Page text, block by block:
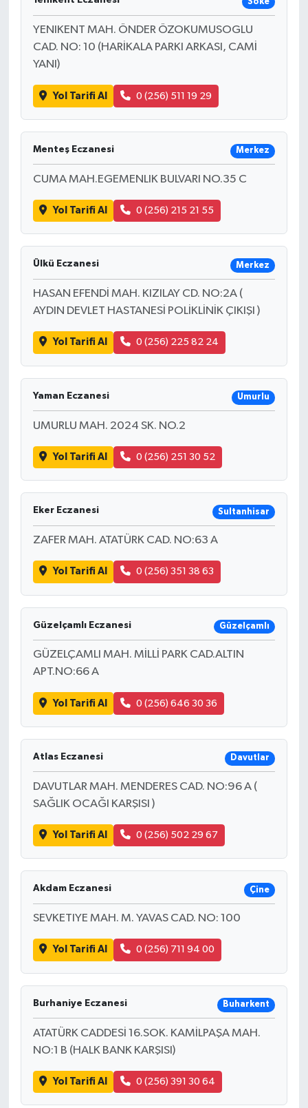
YENIKENT MAH. ÖNDER ÖZOKUMUSOGLU
CAD. NO: 10 (HARİKALA PARKI ARKASI, CAMİ
YANI)
Yol Tarifi Al 0 (256) 511 19 29
Menteş Eczanesi Merkez
CUMA MAH.EGEMENLIK BULVARI NO.35 C
Yol Tarifi Al 0 (256) 215 21 55
Ülkü Eczanesi Merkez
HASAN EFENDİ MAH. KIZILAY CD. NO:2A (
AYDIN DEVLET HASTANESİ POLİKLİNİK ÇIKIŞI )
Yol Tarifi Al 0 (256) 225 82 24
Yaman Eczanesi Umurlu
UMURLU MAH. 2024 SK. NO.2
Yol Tarifi Al 0 (256) 251 30 52
Eker Eczanesi Sultanhisar
ZAFER MAH. ATATÜRK CAD. NO:63 A
Yol Tarifi Al 0 (256) 351 38 63
Güzelçamlı Eczanesi Güzelçamlı
GÜZELÇAMLI MAH. MİLLİ PARK CAD.ALTIN
APT.NO:66 A
Yol Tarifi Al 0 (256) 646 30 36
Atlas Eczanesi Davutlar
DAVUTLAR MAH. MENDERES CAD. NO:96 A (
SAĞLIK OCAĞI KARŞISI )
Yol Tarifi Al 0 (256) 502 29 67
Akdam Eczanesi Çine
SEVKETIYE MAH. M. YAVAS CAD. NO: 100
Yol Tarifi Al 0 (256) 711 94 00
Burhaniye Eczanesi Buharkent
ATATÜRK CADDESİ 16.SOK. KAMİLPAŞA MAH.
NO:1 B (HALK BANK KARŞISI)
Yol Tarifi Al 0 (256) 391 30 64